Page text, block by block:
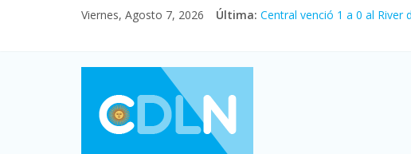
Viernes, Agosto 7, 2026 Última: Central venció 1 a 0 al River
Vacaciones de invierno
Fuerte caída de la venta